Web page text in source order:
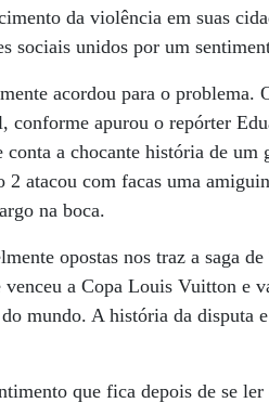
da violência em suas
sociais unidos por um
acordou para o problema.
conforme apurou o repórter
a chocante história de
2 atacou com facas uma
na boca.
opostas nos traz a saga
a Copa Louis Vuitton e
mundo. A história da disputa
que fica depois de se